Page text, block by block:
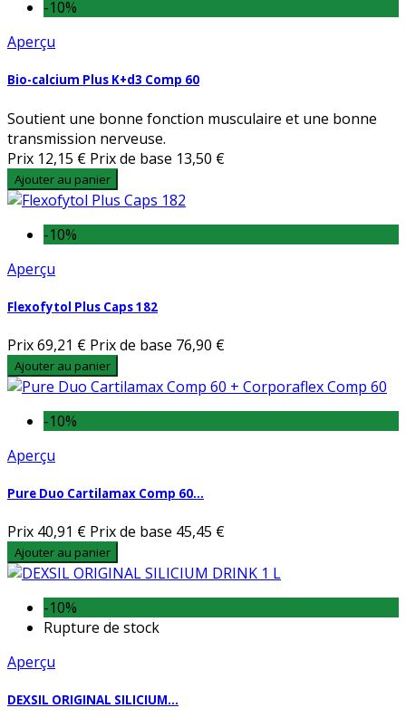
-10%
Aperçu
Bio-calcium Plus K+d3 Comp 60
Soutient une bonne fonction musculaire et une bonne
transmission nerveuse.
Prix 12,15 € Prix de base 13,50 €
Ajouter au panier
-10%
Aperçu
Flexofytol Plus Caps 182
Prix69,21 € Prix de base 76,90 €
Ajouter au panier
-10%
Aperçu
Pure Duo Cartilamax Comp 60...
Prix 40,91 € Prix de base 45,45 €
Ajouter au panier
-10%
Rupture de stock
Aperçu
DEXSIL ORIGINAL SILICIUM...